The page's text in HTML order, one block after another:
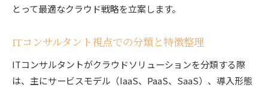
とって最適なクラウド戦略を立案します。
ITコンサルタント視点での分類と特徴整理
ITコンサルタントがクラウドソリューションを分類する際
は、主にサービスモデル（IaaS、PaaS、SaaS）、導入形態